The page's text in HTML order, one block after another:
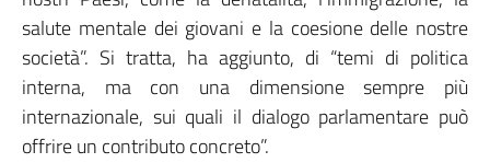
salute mentale dei giovani e la coesione delle nostre
società”. Si tratta, ha aggiunto, di “temi di politica
interna, ma con una dimensione sempre più
internazionale, sui quali il dialogo parlamentare può
offrire un contributo concreto”.